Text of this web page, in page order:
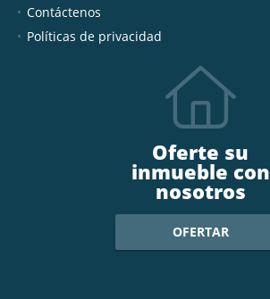
Contáctenos
Políticas de privacidad
Oferte su
inmueble con
nosotros
OFERTAR